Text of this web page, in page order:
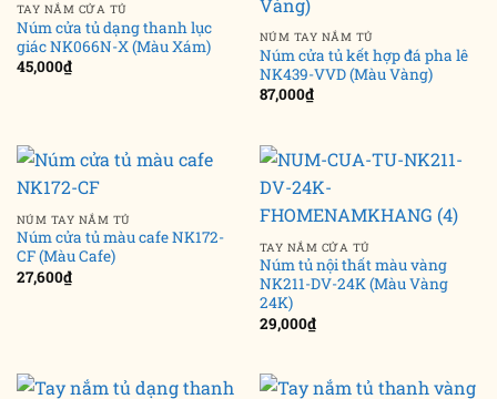
TAY NẮM CỬA TỦ
Núm cửa tủ dạng thanh lục
giác NK066N-X (Màu Xám)
45,000₫
NÚM TAY NẮM TỦ
Núm cửa tủ kết hợp đá pha lê
NK439-VVD (Màu Vàng)
87,000₫
NÚM TAY NẮM TỦ
Núm cửa tủ màu cafe NK172-
CF (Màu Cafe)
27,600₫
TAY NẮM CỬA TỦ
Núm tủ nội thất màu vàng
NK211-DV-24K (Màu Vàng
24K)
29,000₫